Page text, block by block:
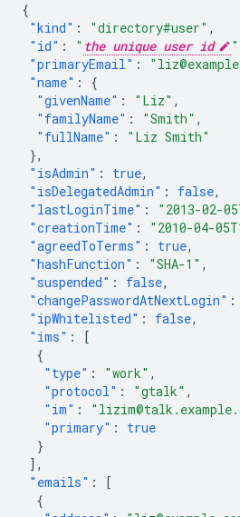
{
"kind" : "directory#user" ,
"id" : " the unique user id "
"primaryEmail" :
"name" :
{
"givenName" : "Liz" ,
"familyName" : "Smith" ,
"fullName" :
"Liz Smith"
},
"isAdmin" : true,
"isDelegatedAdmin" : false,
"lastLoginTime" : "2013-02-
"creationTime" : "2010-04-
"agreedToTerms" : true,
"hashFunction" : "SHA-1" ,
"suspended" : false,
"changePasswordAtNextLogin" :
"ipWhitelisted" : false,
"ims" :
[
{
"type" : "work" ,
"protocol" : "gtalk" ,
"im" :
"primary" :
true
}
],
"emails" :
[
{